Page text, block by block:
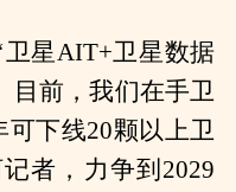
卫星AIT+卫星数据
目前，我们在手卫
下线20颗以上卫
者，力争到2029